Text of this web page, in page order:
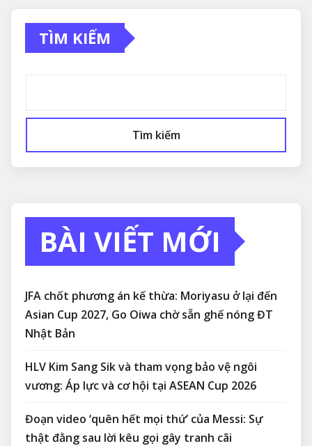
TÌM KIẾM
Tìm kiếm
BÀI VIẾT MỚI
JFA chốt phương án kế thừa: Moriyasu ở lại đến
Asian Cup 2027, Go Oiwa chờ sẵn ghế nóng ĐT
Nhật Bản
HLV Kim Sang Sik và tham vọng bảo vệ ngôi
vương: Áp lực và cơ hội tại ASEAN Cup 2026
Đoạn video ‘quên hết mọi thứ’ của Messi: Sự
thật đằng sau lời kêu gọi gây tranh cãi